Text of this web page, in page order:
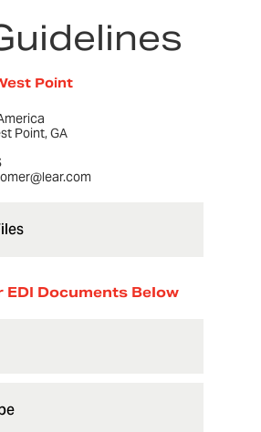
Point
Point, GA
EDI Documents Below